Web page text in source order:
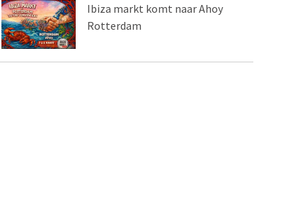
Ibiza markt komt naar Ahoy
Rotterdam